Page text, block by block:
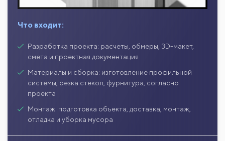
Что входит:
Разработка проекта: расчеты, обмеры, 3D-макет,
смета и проектная документация
Материалы и сборка: изготовление профильной
системы, резка стекол, фурнитура, согласно
проекта
Монтаж: подготовка объекта, доставка, монтаж,
отладка и уборка мусора